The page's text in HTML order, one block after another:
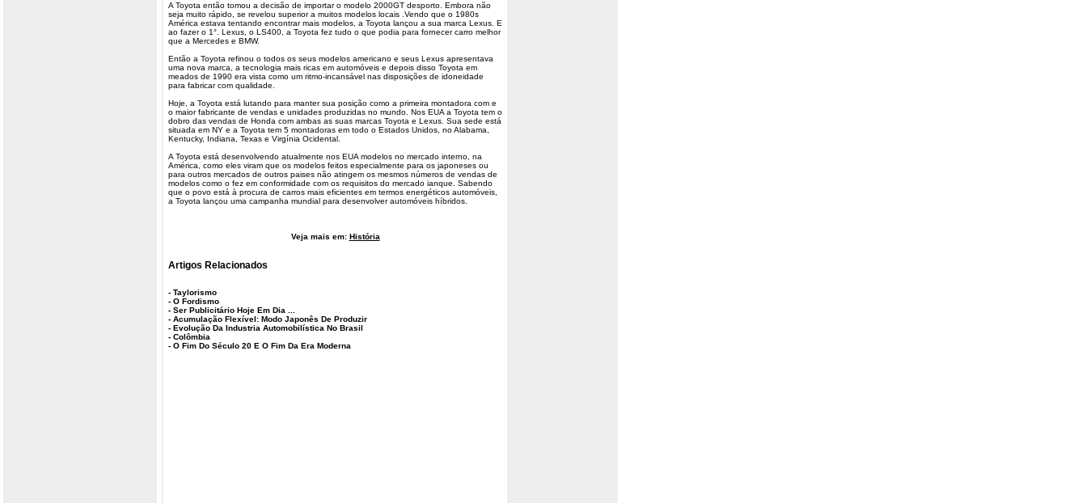
A Toyota então tomou a decisão de importar o modelo 2000GT desporto. Embora não
seja muito rápido, se revelou superior a muitos modelos locais .Vendo que o 1980s
América estava tentando encontrar mais modelos, a Toyota lançou a sua marca Lexus. E
ao fazer o 1°. Lexus, o LS400, a Toyota fez tudo o que podia para fornecer carro melhor
que a Mercedes e BMW.
Então a Toyota refinou o todos os seus modelos americano e seus Lexus apresentava
uma nova marca, a tecnologia mais ricas em automóveis e depois disso Toyota em
meados de 1990 era vista como um ritmo-incansável nas disposições de idoneidade
para fabricar com qualidade.
Hoje, a Toyota está lutando para manter sua posição como a primeira montadora com e
o maior fabricante de vendas e unidades produzidas no mundo. Nos EUA a Toyota tem o
dobro das vendas de Honda com ambas as suas marcas Toyota e Lexus. Sua sede está
situada em NY e a Toyota tem 5 montadoras em todo o Estados Unidos, no Alabama,
Kentucky, Indiana, Texas e Virgínia Ocidental.
A Toyota está desenvolvendo atualmente nos EUA modelos no mercado interno, na
América, como eles viram que os modelos feitos especialmente para os japoneses ou
para outros mercados de outros paises não atingem os mesmos números de vendas de
modelos como o fez em conformidade com os requisitos do mercado ianque. Sabendo
que o povo está à procura de carros mais eficientes em termos energéticos automóveis,
a Toyota lançou uma campanha mundial para desenvolver automóveis híbridos.
Veja mais em: História
Artigos Relacionados
- Taylorismo
- O Fordismo
- Ser Publicitário Hoje Em Dia ...
- Acumulação Flexível: Modo Japonês De Produzir
- Evolução Da Industria Automobilística No Brasil
- Colômbia
- O Fim Do Século 20 E O Fim Da Era Moderna